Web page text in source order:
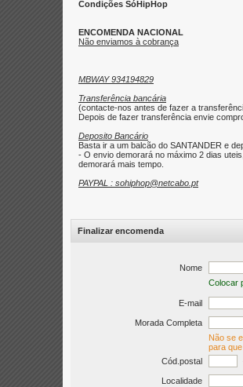
Condições SóHipHop
ENCOMENDA NACIONAL
Não enviamos à cobrança
MBWAY 934194829
Transferência bancária
(contacte-nos antes de fazer a
Depois de fazer transferência envie
Deposito Bancário
Basta ir a um balcão do SANTANDER e
- O envio demorará no máximo 2 dias
demorará mais tempo.
PAYPAL : sohiphop@netcabo.pt
Finalizar encomenda
Nome
Colocar
E-mail
Morada Completa
Não se
para
Cód.postal
Localidade